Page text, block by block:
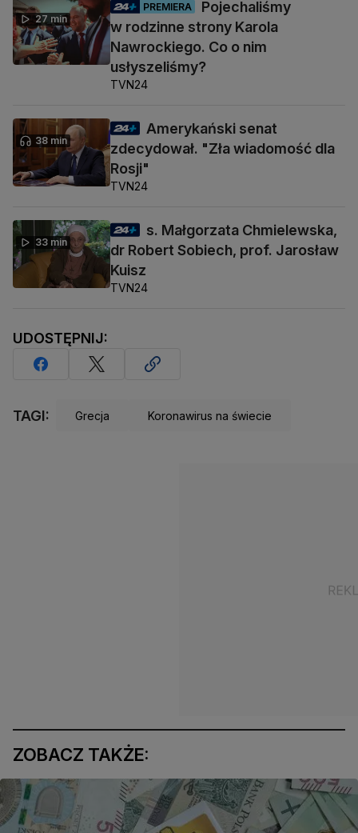
27 min
PREMIERA
Pojechaliśmy
w rodzinne strony Karola
Nawrockiego. Co o nim
usłyszeliśmy?
TVN24
38 min
Amerykański senat
zdecydował. "Zła wiadomość dla
Rosji"
TVN24
33 min
s. Małgorzata Chmielewska,
dr Robert Sobiech, prof. Jarosław
Kuisz
TVN24
UDOSTĘPNIJ:
TAGI: Grecja Koronawirus na świecie
ZOBACZ TAKŻE: